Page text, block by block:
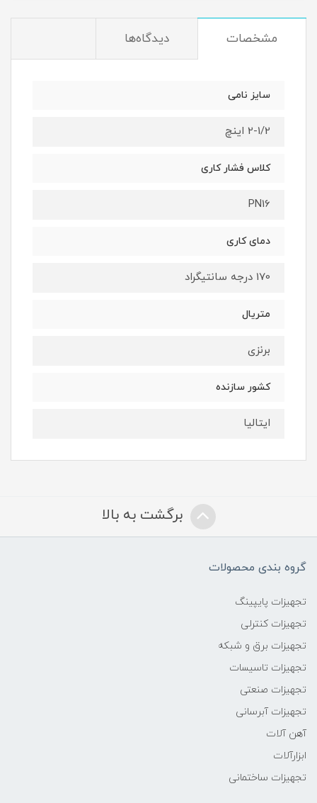
مشخصات دیدگاه‌ها
سایز نامی
2-1/2 اینچ
کلاس فشار کاری
PN16
دمای کاری
170 درجه سانتیگراد
متریال
برنزی
کشور سازنده
ایتالیا
برگشت به بالا
گروه بندی محصولات
تجهیزات پایپینگ
تجهیزات کنترلی
تجهیزات برق و شبکه
تجهیزات تاسیسات
تجهیزات صنعتی
تجهیزات آبرسانی
آهن آلات
ابزارآلات
تجهیزات ساختمانی